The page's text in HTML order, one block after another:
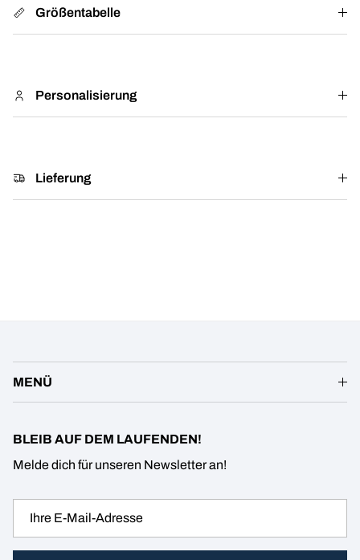
Größentabelle
Personalisierung
Lieferung
MENÜ
BLEIB AUF DEM LAUFENDEN!
Melde dich für unseren Newsletter an!